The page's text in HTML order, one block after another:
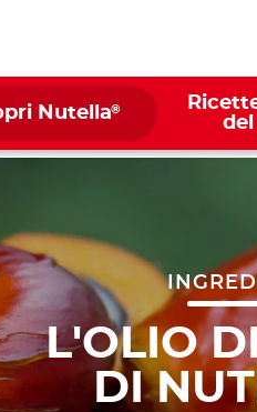
Nutella®
L'OLIO
DI